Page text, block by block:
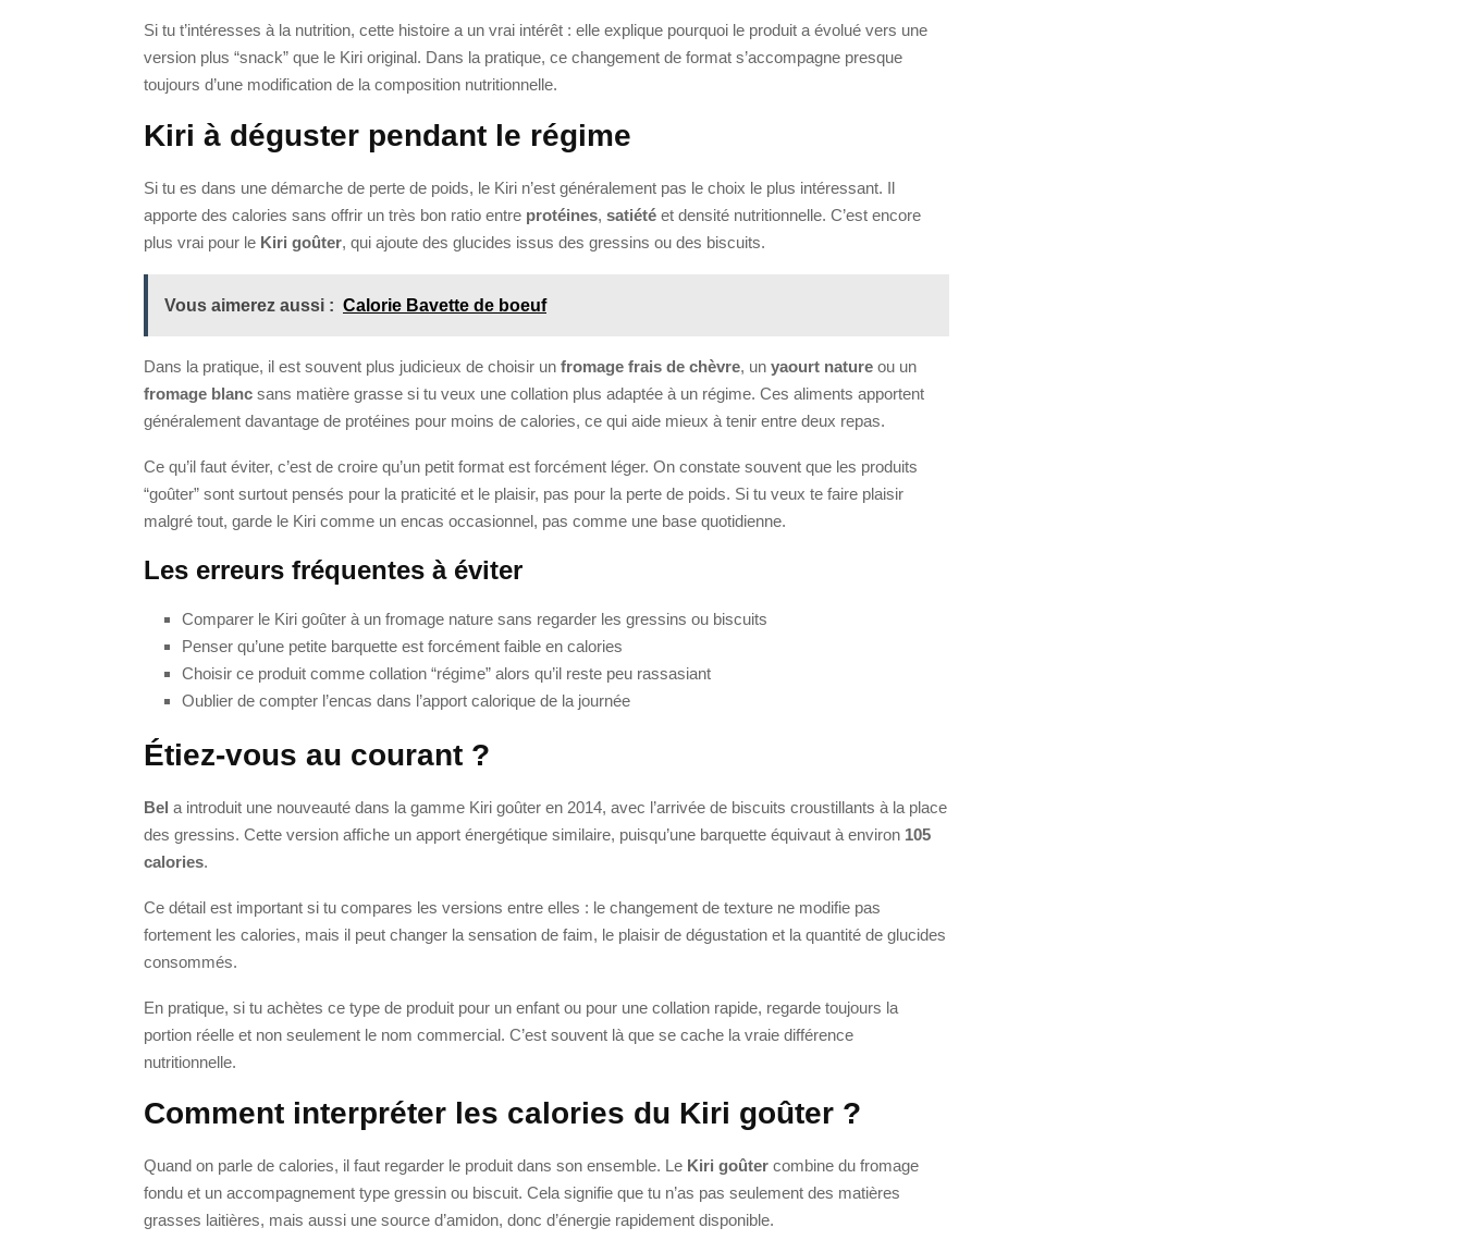
Si tu t’intéresses à la nutrition, cette histoire a un vrai intérêt : elle explique pourquoi le produit a évolué vers une
version plus “snack” que le Kiri original. Dans la pratique, ce changement de format s’accompagne presque
toujours d’une modification de la composition nutritionnelle.
Kiri à déguster pendant le régime
Si tu es dans une démarche de perte de poids, le Kiri n’est généralement pas le choix le plus intéressant. Il
apporte des calories sans offrir un très bon ratio entre protéines, satiété et densité nutritionnelle. C’est encore
plus vrai pour le Kiri goûter, qui ajoute des glucides issus des gressins ou des biscuits.
Vous aimerez aussi : Calorie Bavette de boeuf
Dans la pratique, il est souvent plus judicieux de choisir un fromage frais de chèvre, un yaourt nature ou un
fromage blanc sans matière grasse si tu veux une collation plus adaptée à un régime. Ces aliments apportent
généralement davantage de protéines pour moins de calories, ce qui aide mieux à tenir entre deux repas.
Ce qu’il faut éviter, c’est de croire qu’un petit format est forcément léger. On constate souvent que les produits
“goûter” sont surtout pensés pour la praticité et le plaisir, pas pour la perte de poids. Si tu veux te faire plaisir
malgré tout, garde le Kiri comme un encas occasionnel, pas comme une base quotidienne.
Les erreurs fréquentes à éviter
Comparer le Kiri goûter à un fromage nature sans regarder les gressins ou biscuits
Penser qu’une petite barquette est forcément faible en calories
Choisir ce produit comme collation “régime” alors qu’il reste peu rassasiant
Oublier de compter l’encas dans l’apport calorique de la journée
Étiez-vous au courant ?
Bel a introduit une nouveauté dans la gamme Kiri goûter en 2014, avec l’arrivée de biscuits croustillants à la place
des gressins. Cette version affiche un apport énergétique similaire, puisqu’une barquette équivaut à environ 105
calories.
Ce détail est important si tu compares les versions entre elles : le changement de texture ne modifie pas
fortement les calories, mais il peut changer la sensation de faim, le plaisir de dégustation et la quantité de glucides
consommés.
En pratique, si tu achètes ce type de produit pour un enfant ou pour une collation rapide, regarde toujours la
portion réelle et non seulement le nom commercial. C’est souvent là que se cache la vraie différence
nutritionnelle.
Comment interpréter les calories du Kiri goûter ?
Quand on parle de calories, il faut regarder le produit dans son ensemble. Le Kiri goûter combine du fromage
fondu et un accompagnement type gressin ou biscuit. Cela signifie que tu n’as pas seulement des matières
grasses laitières, mais aussi une source d’amidon, donc d’énergie rapidement disponible.